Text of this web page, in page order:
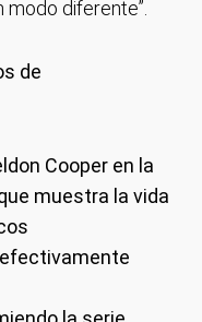
diferente”.
de
Cooper en la
muestra la vida